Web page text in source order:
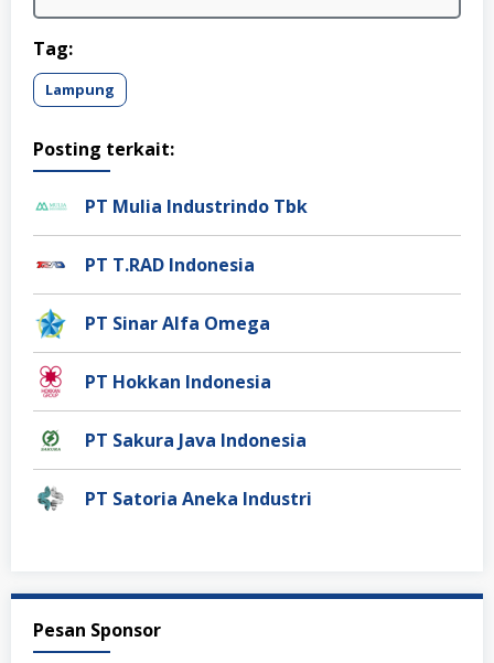
Tag:
Lampung
Posting terkait:
PT Mulia Industrindo Tbk
PT T.RAD Indonesia
PT Sinar Alfa Omega
PT Hokkan Indonesia
PT Sakura Java Indonesia
PT Satoria Aneka Industri
Pesan Sponsor